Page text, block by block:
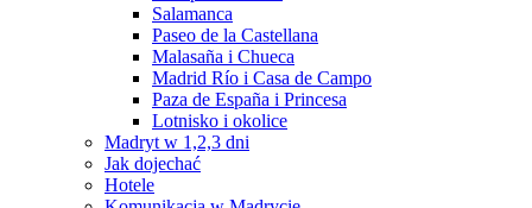
Salamanca
Paseo de la Castellana
Malasaña i Chueca
Madrid Río i Casa de Campo
Paza de España i Princesa
Lotnisko i okolice
Madryt w 1,2,3 dni
Jak dojechać
Hotele